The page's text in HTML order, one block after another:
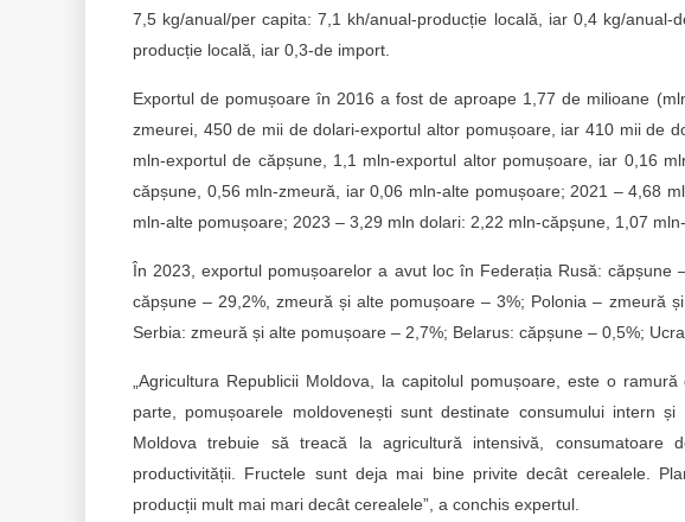
7,5 kg/anual/per capita: 7,1 kh/anual-producție locală, iar 0,4 kg/
producție locală, iar 0,3-de import.
Exportul de pomușoare în 2016 a fost de aproape 1,77 de milioane
zmeurei, 450 de mii de dolari-exportul altor pomușoare, iar 410 mii de
mln-exportul de căpșune, 1,1 mln-exportul altor pomușoare, iar 0,16
căpșune, 0,56 mln-zmeură, iar 0,06 mln-alte pomușoare; 2021 – 4,68
mln-alte pomușoare; 2023 – 3,29 mln dolari: 2,22 mln-căpșune, 1,07
În 2023, exportul pomușoarelor a avut loc în Federația Rusă: căpșune
căpșune – 29,2%, zmeură și alte pomușoare – 3%; Polonia – zmeură
Serbia: zmeură și alte pomușoare – 2,7%; Belarus: căpșune – 0,5%;
„Agricultura Republicii Moldova, la capitolul pomușoare, este o
parte, pomușoarele moldovenești sunt destinate consumului intern
Moldova trebuie să treacă la agricultură intensivă,
productivității. Fructele sunt deja mai bine privite decât cerealele.
producții mult mai mari decât cerealele”, a conchis expertul.